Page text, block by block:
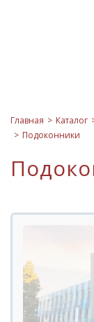
Главная Каталог
Подоконники